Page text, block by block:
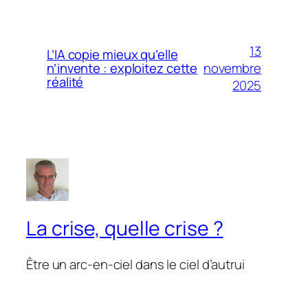
L’IA copie mieux qu’elle
n’invente : exploitez cette
réalité
13
novembre
2025
La crise, quelle crise ?
Être un arc-en-ciel dans le ciel d’autrui